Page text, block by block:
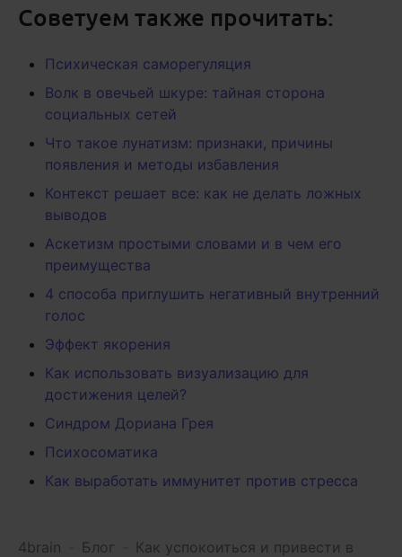
Советуем также прочитать:
Психическая саморегуляция
Волк в овечьей шкуре: тайная сторона
социальных сетей
Что такое лунатизм: признаки, причины
появления и методы избавления
Контекст решает все: как не делать ложных
выводов
Аскетизм простыми словами и в чем его
преимущества
4 способа приглушить негативный внутренний
голос
Эффект якорения
Как использовать визуализацию для
достижения целей?
Синдром Дориана Грея
Психосоматика
Как выработать иммунитет против стресса
4brain Блог
Как успокоиться и привести в